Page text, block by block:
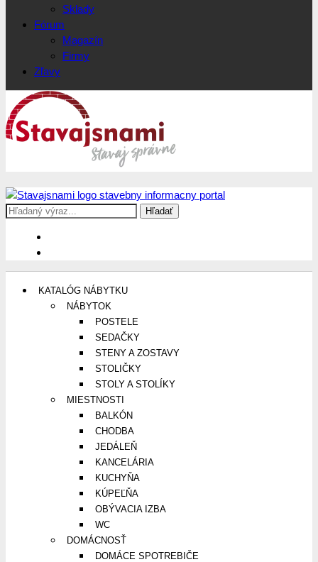
Sklady
Fórum
Magazín
Firmy
Zľavy
Stavajsnami.sk
Stavebníctvo, stavby, byty, domy a všetko o nich
Search
KATALÓG NÁBYTKU
NÁBYTOK
POSTELE
SEDAČKY
STENY A ZOSTAVY
STOLIČKY
STOLY A STOLÍKY
MIESTNOSTI
BALKÓN
CHODBA
JEDÁLEŇ
KANCELÁRIA
KUCHYŇA
KÚPEĽŇA
OBÝVACIA IZBA
WC
DOMÁCNOSŤ
DOMÁCE SPOTREBIČE